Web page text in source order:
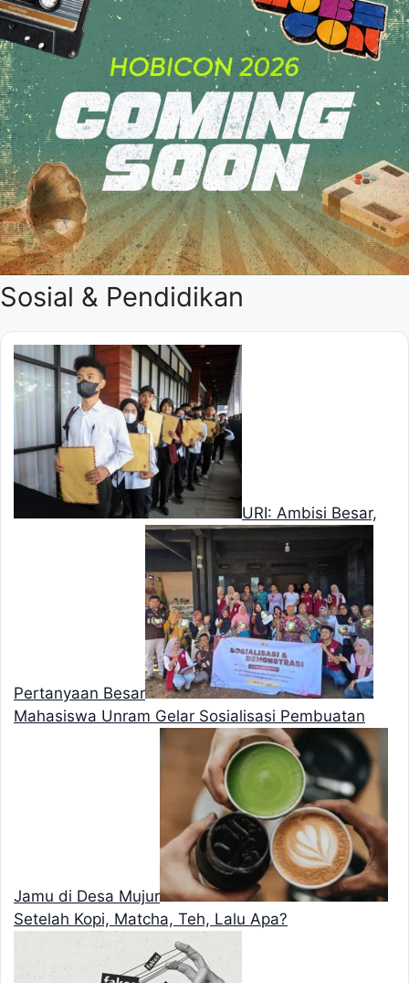
Sosial & Pendidikan
URI: Ambisi Besar,
Pertanyaan Besar
Mahasiswa Unram Gelar Sosialisasi Pembuatan
Jamu di Desa Mujur
Setelah Kopi, Matcha, Teh, Lalu Apa?